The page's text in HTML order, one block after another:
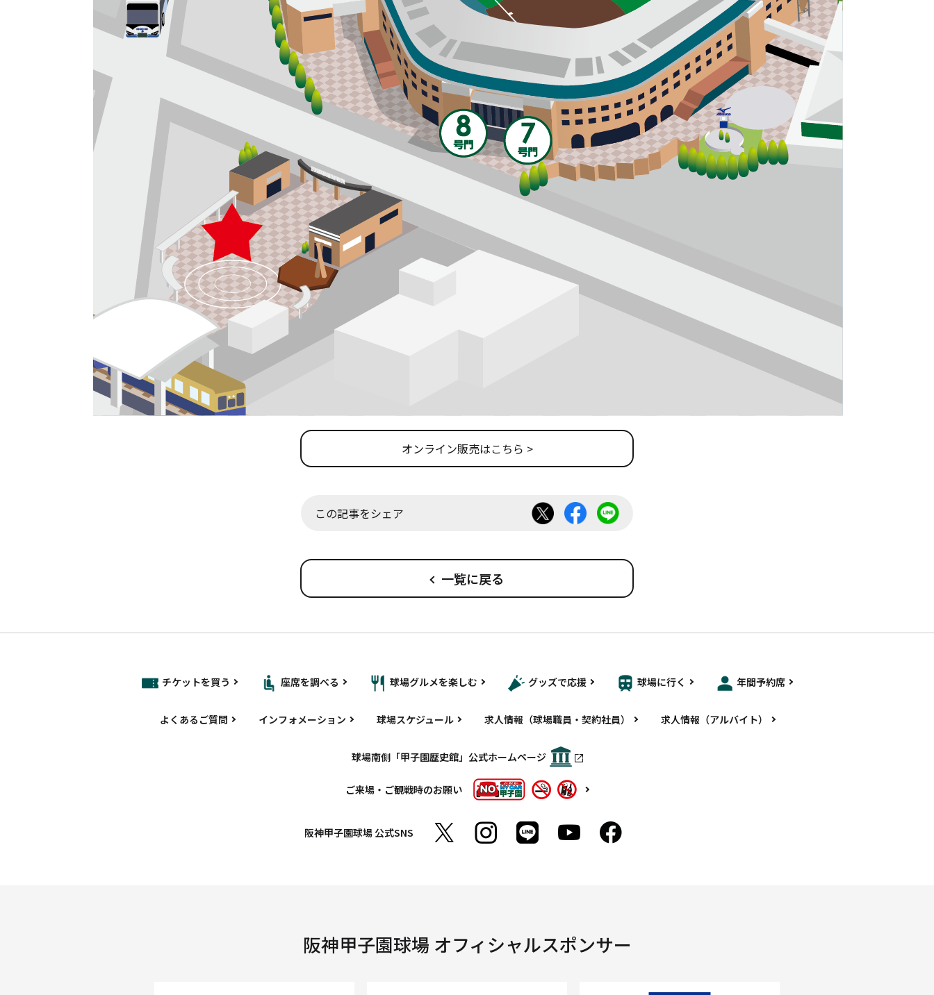
オンライン販売はこちら >
この記事をシェア
一覧に戻る
チケットを買う 座席を調べる 球場グルメを楽しむ グッズで応援 球場に行く 年間予約席
よくあるご質問 インフォメーション 球場スケジュール 求人情報（球場職員・契約社員） 求人情報（アルバイト）
球場南側「甲子園歴史館」公式ホームページ
ご来場・ご観戦時のお願い
阪神甲子園球場公式SNS
阪神甲子園球場 オフィシャルスポンサー